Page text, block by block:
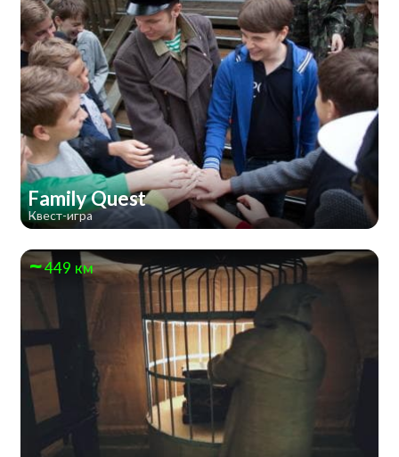
Family Quest
Квест-игра
449 км